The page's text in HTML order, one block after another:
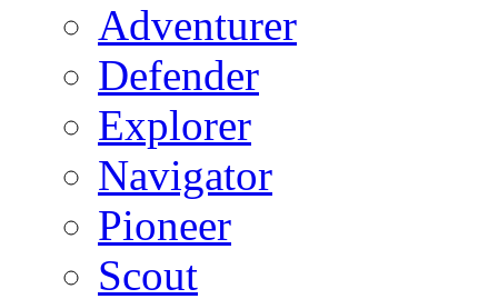
Adventurer
Defender
Explorer
Navigator
Pioneer
Scout